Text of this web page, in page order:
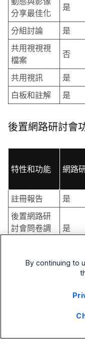
分享最佳化
是
分組討論 是
共用視視視
檔案
否
共用視訊 是
白板和註解
是
後置網路研討會
特性和功能 網路
註冊報告 是
後置網路研
討會問卷調
是
出席報告
By continuing to